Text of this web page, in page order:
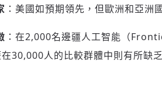
：美國如預期領先，但歐洲和亞洲
：在2,000名邊疆人工智能（
30,000人的比較群體中則有所缺乏